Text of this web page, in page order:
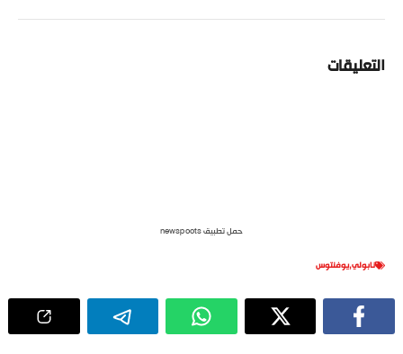
التعليقات
حمل تطبيق newspoots
نابولي,يوفنتوس